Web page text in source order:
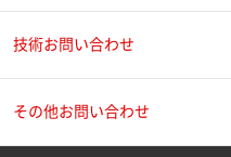
技術お問い合わせ
その他お問い合わせ